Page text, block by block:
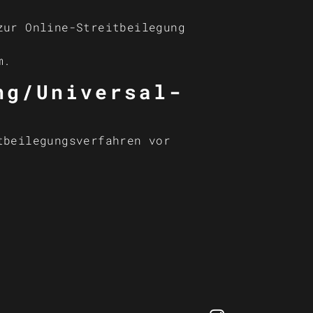
Online-Streitbeilegung
Universal­
vor